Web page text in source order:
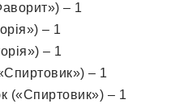
– 1
– 1
– 1
– 1
(«Спиртовик») – 1